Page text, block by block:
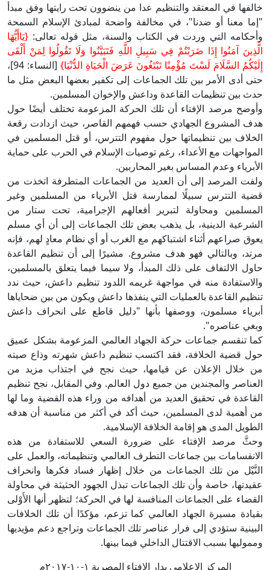
خالفها في المعتقد والتنظيم عدا من ينضوون تحت رايتها وفق مبدأ
"إما معنا أو ضدنا"، في مخالفة واضحة لمبادئ الإسلام السمحة
وأحكامه التي وردت في الكتاب والسنة، مثل قوله تعالى: {يَاأَيُّهَا
الَّذِينَ آمَنُوا إِذَا ضَرَبْتُمْ فِي سَبِيلِ اللَّهِ فَتَبَيَّنُوا وَلَا تَقُولُوا لِمَنْ أَلْقَى
إِلَيْكُمُ السَّلَامَ لَسْتَ مُؤْمِنًا تَبْتَغُونَ عَرَضَ الْحَيَاةِ الدُّنْيَا}
[النساء: 94]،
حتى أدى الأمر بين تلك الجماعات إلى تكفير بعضها البعض مثل ما
حدث بين تنظيمات القاعدة وداعش والإخوان المسلمين.
وأوضح مرصد الإفتاء أن تلك الحركة المزعومة تختلف أيضًا حول
هدف المشروع الجهادي حسب فهمهم القاصر، حيث ازدادت رقعة
الخلاف بين تنظيماتها حول مفهوم التترس، أو قتل المسلمين في
المواجهات مع الأعداء، رغم توصيات الإسلام في الحرب على حماية
الأبرياء وعدم المساس بغير المحاربين.
ولفت المرصد إلى أن العديد من الجماعات المتطرفة اتخذت من
قضية التترس سبيلًا لممارسة قتل الأبرياء من المسلمين وغير
المسلمين ومحاولة لتبرير أفعالهم الإجرامية، تحت ستار من
الشرعية الدينية، بل يذهب بعض تلك الجماعات إلى أن أي مسلم
يعوق صراعهم أثناء اشتباكهم مع الغرب أو أي نظام معادٍ لهم، فإنه
مرتد، وبالتالي فهو هدف مشروع. مشيرًا إلى أن تنظيم القاعدة
حاول الالتفاف على ذلك المبدأ، ولا سيما فيما يتعلق بالمسلمين،
والاستفادة منه في مواجهة غريمه اللدود تنظيم داعش، حيث ندد
تنظيم القاعدة بالعمليات التي ينفذها داعش ويكون من بين ضحاياها
أبرياء مسلمون، ووصفها بأنها "دليل قاطع على انحراف داعش
وبغي عناصره".
كما تنقسم جماعات حركة الجهاد العالمي المزعومة بشكل عميق
حول قضية الخلافة، فقد اكتسب تنظيم داعش شهرته وذاع صيته
من خلال الإعلان عن قيامها، حيث نجح في اجتذاب مزيد من
العناصر والمجندين من جميع دول العالم. وفي المقابل، نجح تنظيم
القاعدة في تحقيق العديد من أهدافه من وراء هذه القضية وما لها
من أهمية لدى المسلمين، حيث أكد في أكثر من مناسبة أن هدفه
الطويل المدى هو إقامة الخلافة الإسلامية.
وحثَّ مرصد الإفتاء على ضرورة السعي للاستفادة من هذه
الانقسامات بين جماعات التطرف العالمي وتنظيماته، والعمل على
النَّيْل من تلك الجماعات من خلال إظهار فساد فكرها وانحراف
عقيدتها، خاصة وأن تلك الجماعات تبذل الجهود الحثيثة في محاولة
القضاء على الجماعات المنافسة لها في الحركة؛ لتظهر أنها الأَوْلى
بقيادة مسيرة الجهاد العالمي كما تزعم، مؤكدًا أن تلك الخلافات
البينية ستؤدي إلى فرار عناصر تلك الجماعات وتراجع دعم مؤيديها
ومموليها بسبب الاقتتال الداخلي فيما بينها.
المركز الإعلامي بدار الإفتاء المصرية ١-١٠-٢٠١٧م